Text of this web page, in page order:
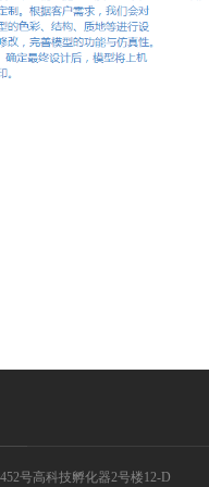
号高科技孵化器2号楼12-D